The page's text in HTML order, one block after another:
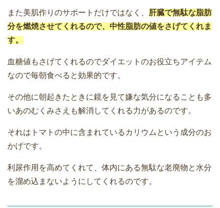
また美肌作りのサポートだけではなく、 肝臓で無駄な脂肪
分を燃焼させてくれるので、中性脂肪の値をさげてくれま
す。
血糖値もさげてくれるのでダイエットのお役立ちアイテム
なので毎朝食べると効果的です。
その他に朝起きたときに鏡を見て嫌な気分になることも多
いあのむくみさえも解消してくれる力があるのです。
それはトマトの中に含まれているカリウムという成分のお
かげです。
利尿作用を高めてくれて、体内にある無駄な老廃物と水分
を溜め込まないようにしてくれるのです。